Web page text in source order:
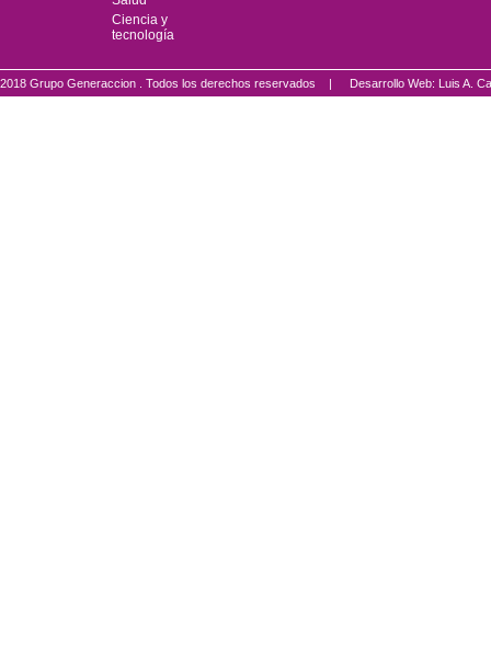
Ciencia y
tecnología
2018 Grupo Generaccion . Todos los derechos reservados | Desarrollo Web: Luis